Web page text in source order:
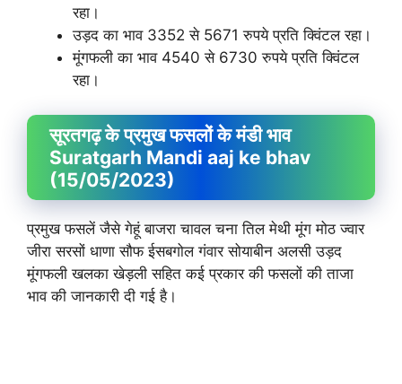
रहा।
उड़द का भाव 3352 से 5671 रुपये प्रति क्विंटल रहा।
मूंगफली का भाव 4540 से 6730 रुपये प्रति क्विंटल
रहा।
सूरतगढ़ के प्रमुख फसलों के मंडी भाव
Suratgarh Mandi aaj ke bhav
(15/05/2023)
प्रमुख फसलें जैसे गेहूं बाजरा चावल चना तिल मेथी मूंग मोठ ज्वार
जीरा सरसों धाणा सौफ ईसबगोल गंवार सोयाबीन अलसी उड़द
मूंगफली खलका खेड़ली सहित कई प्रकार की फसलों की ताजा
भाव की जानकारी दी गई है।